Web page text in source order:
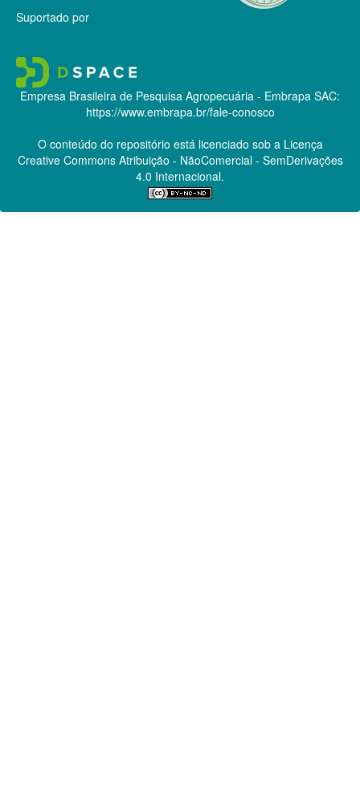
Suportado por
Empresa Brasileira de Pesquisa Agropecuária - Embrapa SAC:
https://www.embrapa.br/fale-conosco
O conteúdo do repositório está licenciado sob a Licença
Creative CommonsAtribuição - NãoComercial - SemDerivações
4.0 Internacional.